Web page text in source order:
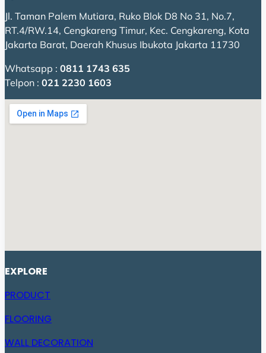
Jl. Taman Palem Mutiara, Ruko Blok D8 No 31, No.7,
RT.4/RW.14, Cengkareng Timur, Kec. Cengkareng, Kota
Jakarta Barat, Daerah Khusus Ibukota Jakarta 11730
Whatsapp : 0811 1743 635
Telpon : 021 2230 1603
EXPLORE
PRODUCT
FLOORING
WALL DECORATION